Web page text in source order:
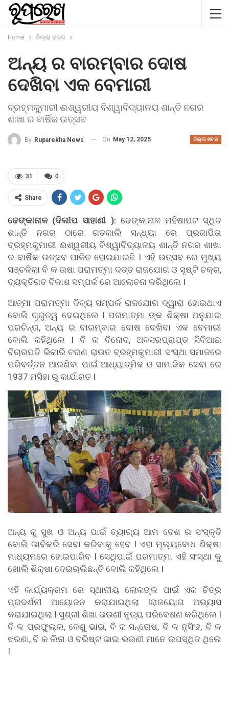
Home ଜିଲ୍ଲା ଖବର
ଅନ୍ୟ ର ବାରମ୍ବାର ଦୋଷ
ଦେଖିବା ଏକ ବେମାରୀ
ବ୍ରହ୍ମକୁମାରୀ ଈଶ୍ୱରୀୟ ବିଶ୍ୱାବିଦ୍ୟାଳୟ ଶାନ୍ତି ନଗର
ଶାଖା ର ବାର୍ଷିକ ଉତ୍ସବ
ଜିଲ୍ଲା ଖବର
By Ruparekha News On May 12, 2025
0
31
Share
ଢେଙ୍କାନାଳ (ଦିଲୀପ ସାହାଣୀ ):ଢେଙ୍କାନାଳ ମହିଷାପଟ ସ୍ଥିତ
ଶାନ୍ତି ନଗର ଠାରେ ଗତକାଲି ସନ୍ଧ୍ୟା ରେ ପ୍ରଜାପିତା
ବ୍ରହ୍ମକୁମାରୀ ଈଶ୍ୱରୀୟ ବିଶ୍ୱାବିଦ୍ୟାଳୟ ଶାନ୍ତି ନଗର ଶାଖା
ର ବାର୍ଷିକ ଉତ୍ସବ ପାଳିତ ହୋଇଯାଇଛି I ଏହି ଉତ୍ସବ ରେ ମୁଖ୍ୟ
ସଞ୍ଚଳିକା ବି କ ଉଷା ପରାମତ୍ମା ଦତ୍ତ ରାଜଯୋଗ ଓ ସୃଷ୍ଟି ଚକ୍ର,
ବ୍ୟକ୍ତିଗତ ବିକାଶ ସମ୍ପର୍କ ରେ ଆଲୋଚନା କରିଥିଲେ I
ଆତ୍ମା ପରାମତ୍ମା ଦିବ୍ୟ ସମ୍ପର୍କ ରାଜଯୋଗ ଦ୍ୱାରା ହୋଇଥାଏ
ବୋଲି ଗୁରୁତ୍ୱ ଦେଇଥିଲେ I ପରମାତ୍ମା ଙ୍କ ଶିକ୍ଷା ଅନୁଯାଇ
ପରଚିନ୍ତା, ଅନ୍ୟ ର ବାରମ୍ବାର ଦୋଷ ଦେଖିବା ଏକ ବେମାରୀ
ବୋଲି କହିଥିଲେ I ବି କ ବିନୋଦ, ଅବସରପ୍ରାପ୍ତ ସିବିଆଇ
ବିଚାରପତି ଭିକାରି ଚରଣ ରାଉତ ବ୍ରହ୍ମକୁମାରୀ ସଂସ୍ଥା ସମାଜରେ
ପରିବର୍ତ୍ତନ ଆରଣିବା ପାଇଁ ଆଧ୍ୟାତ୍ମିକ ଓ ସାମାଜିକ ସେବା ରେ
1937 ମସିହା ରୁ କାର୍ଯାରତ I
ଅନ୍ୟ କୁ ସୁଖ ଓ ଅନ୍ୟ ପାଇଁ ତ୍ୟାଗ୍ୟ ଆମ ଦେଶ ର ସଂସ୍କୃତି
ବୋଲି ଭାବିକରି ସେବା କରିବାକୁ ହେବ I ଏହା ମୂଲ୍ୟବୋଧ ଶିକ୍ଷା
ମାଧ୍ୟମରେ ହୋଇପାରିବ I ସେଥିପାଇଁ ପରମାତ୍ମା ଏହି ସଂସ୍ଥା କୁ
ଖୋଲି ଶିକ୍ଷା ଦେଇଚାଲିଛନ୍ତି ବୋଲି କହିଥିଲେ I
ଏହି କାର୍ଯ୍ୟକ୍ରମ ରେ ସ୍ଥାନୀୟ ଲୋକଙ୍କ ପାଇଁ ଏକ ଚିତ୍ର
ପ୍ରଦର୍ଶନୀ ଆୟୋଜନ କରାଯାଇଥିଲା Iରାଜୟୋଗ ଅଭ୍ୟାସ
କରାଯାଇଥିଲା I ସୁଶ୍ରୀ ଶିଖା ଭଉଣୀ ନୃତ୍ୟ ପରିବେଷଣ କରିଥିଲେ I
ବି କ ପ୍ରଫୁଲ୍ଲ, ବେଣୁ ଭାଇ, ବି କ ସନ୍ତୋଷ, ବି କ ନୃସିଂହ, ବି କ
ଝରଣା, ବି କ ଲିନା ଓ ବରିଷ୍ଟ ଭାଇ ଭଉଣୀ ମାନେ ଉପସ୍ଥିତ ଥିଲେ
I